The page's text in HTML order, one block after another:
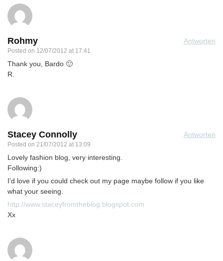
Rohmy
Posted on 12/07/2012 at 17:41
Antworten
Thank you, Bardo 🙂
R.
Stacey Connolly
Posted on 21/07/2012 at 13:09
Antworten
Lovely fashion blog, very interesting.
Following:)
I'd love if you could check out my page maybe follow if you like
what your seeing.
http://www.staceyfromtheblog.blogspot.com
Xx